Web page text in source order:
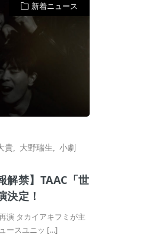
新着ニュース
貴 大野瑞生
小劇
解禁】TAAC「世
決定！
演 タカイアキフミが主
ースユニッ […]